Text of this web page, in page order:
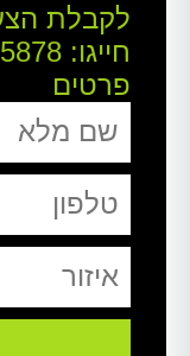
לקבלת
חייגו:
פרטים